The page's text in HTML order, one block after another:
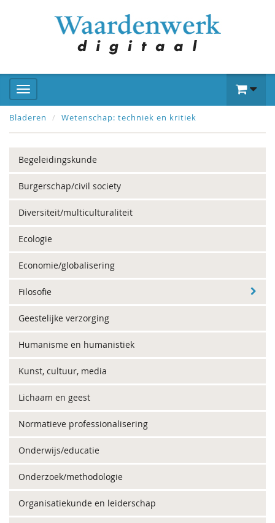
Bladeren Wetenschap: techniek en kritiek
Begeleidingskunde
Burgerschap/civil society
Diversiteit/multiculturaliteit
Ecologie
Economie/globalisering
Filosofie
Geestelijke verzorging
Humanisme en humanistiek
Kunst, cultuur, media
Lichaam en geest
Normatieve professionalisering
Onderwijs/educatie
Onderzoek/methodologie
Organisatiekunde en leiderschap